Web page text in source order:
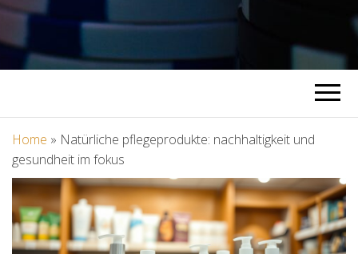
Home » Natürliche pflegeprodukte: nachhaltigkeit und
gesundheit im fokus